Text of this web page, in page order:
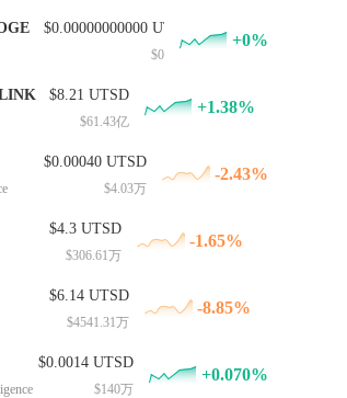
$0.00000000000 UTSD
$0
+0%
$8.21 UTSD
$61.43亿
+1.38%
$0.00040 UTSD
$4.03万
-2.43%
$4.3 UTSD
$306.61万
-1.65%
$6.14 UTSD
$4541.31万
-8.85%
$0.0014 UTSD
$140万
+0.070%